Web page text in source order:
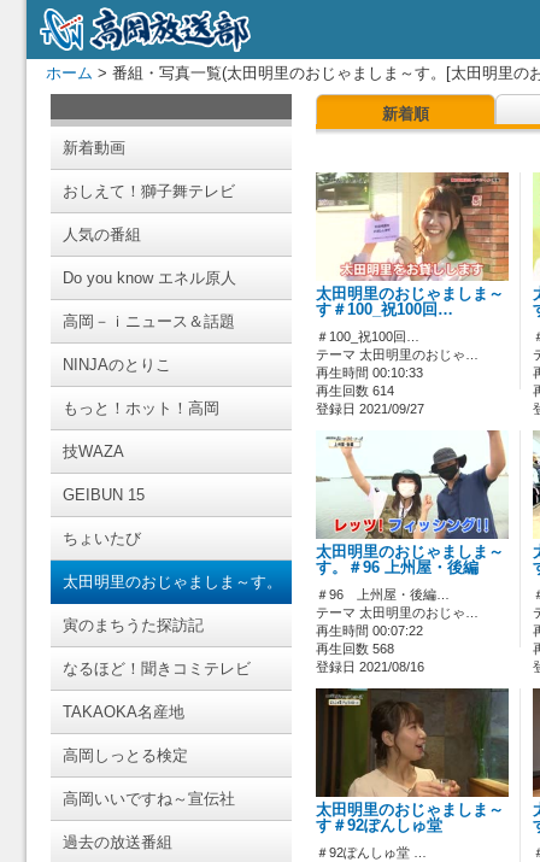
ホーム > 番組・写真一覧(太田明里のおじゃましま～す。[太田明里の
新着動画
おしえて！獅子舞テレビ
人気の番組
Do you know エネル原人
高岡－ｉニュース＆話題
NINJAのとりこ
もっと！ホット！高岡
技WAZA
GEIBUN 15
ちょいたび
太田明里のおじゃましま～す。
寅のまちうた探訪記
なるほど！聞きコミテレビ
TAKAOKA名産地
高岡しっとる検定
高岡いいですね～宣伝社
過去の放送番組
新着順
太田明里のおじゃましま～
す＃100_祝100回…
＃100_祝100回…
テーマ 太田明里のおじゃ…
再生時間 00:10:33
再生回数 614
登録日 2021/09/27
太田明里のおじゃましま～
す。＃96 上州屋・後編
＃96 上州屋・後編…
テーマ 太田明里のおじゃ…
再生時間 00:07:22
再生回数 568
登録日 2021/08/16
太田明里のおじゃましま～
す＃92ぽんしゅ堂
＃92ぽんしゅ堂 …